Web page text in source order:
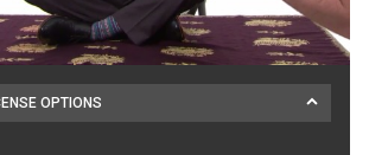
OPTIONS